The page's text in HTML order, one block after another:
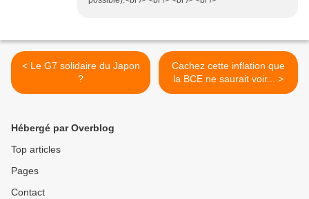
< Le G7 solidaire du Japon
?
Cachez cette inflation que
la BCE ne saurait voir... >
Hébergé par Overblog
Top articles
Pages
Contact